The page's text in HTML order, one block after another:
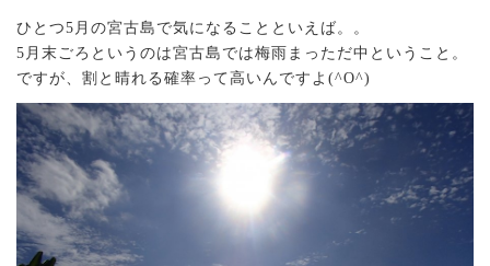
ひとつ5月の宮古島で気になることといえば。。
5月末ごろというのは宮古島では梅雨まっただ中ということ。
ですが、割と晴れる確率って高いんですよ(^O^)